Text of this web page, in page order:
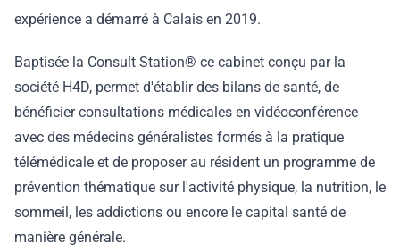
expérience a démarré à Calais en 2019.
Baptisée la Consult Station® ce cabinet conçu par la
société H4D, permet d'établir des bilans de santé, de
bénéficier consultations médicales en vidéoconférence
avec des médecins généralistes formés à la pratique
télémédicale et de proposer au résident un programme de
prévention thématique sur l'activité physique, la nutrition, le
sommeil, les addictions ou encore le capital santé de
manière générale.